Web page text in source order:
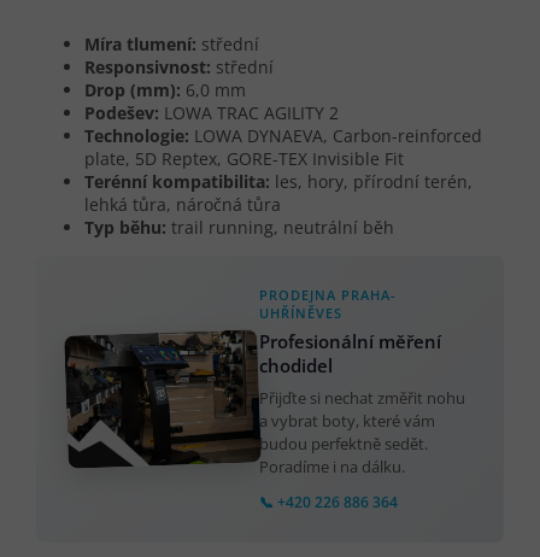
Míra tlumení: střední
Responsivnost: střední
Drop (mm): 6,0 mm
Podešev: LOWA TRAC AGILITY 2
Technologie: LOWA DYNAEVA, Carbon-reinforced
plate, 5D Reptex, GORE-TEX Invisible Fit
Terénní kompatibilita: les, hory, přírodní terén,
lehká tůra, náročná tůra
Typ běhu: trail running, neutrální běh
PRODEJNA PRAHA-
UHŘÍNĚVES
Profesionální měření
chodidel
Přijďte si nechat změřit nohu
a vybrat boty, které vám
budou perfektně sedět.
Poradíme i na dálku.
📞 +420 226 886 364